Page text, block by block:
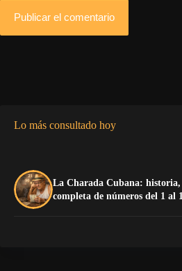
Publicar el comentario
Lo más consultado hoy
La Charada Cubana:
completa de números del 1 al